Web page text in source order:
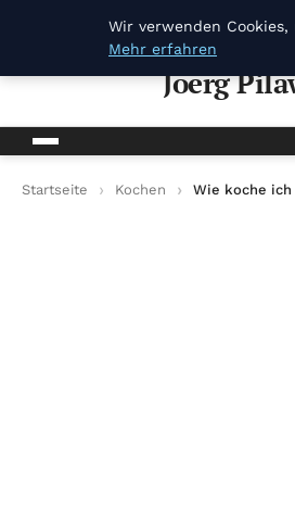
Joerg
Startseite Kochen Wie koche
Wir verwenden
Mehr erfahren